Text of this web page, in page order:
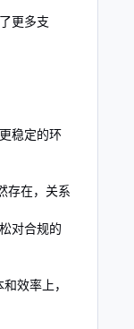
更多支
稳定的环
存在，关系
对合规的
效率上，